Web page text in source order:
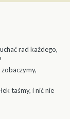
rad każdego,
taśmy, i nić nie